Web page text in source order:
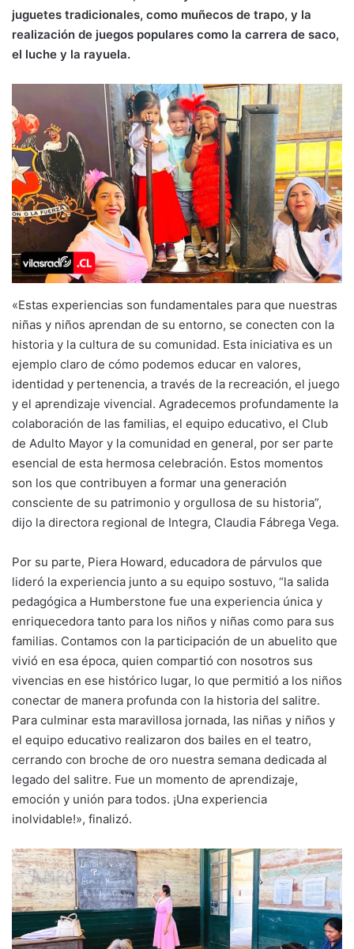
juguetes tradicionales, como muñecos de trapo, y la
realización de juegos populares como la carrera de saco,
el luche y la rayuela.
«Estas experiencias son fundamentales para que nuestras
niñas y niños aprendan de su entorno, se conecten con la
historia y la cultura de su comunidad. Esta iniciativa es un
ejemplo claro de cómo podemos educar en valores,
identidad y pertenencia, a través de la recreación, el juego
y el aprendizaje vivencial. Agradecemos profundamente la
colaboración de las familias, el equipo educativo, el Club
de Adulto Mayor y la comunidad en general, por ser parte
esencial de esta hermosa celebración. Estos momentos
son los que contribuyen a formar una generación
consciente de su patrimonio y orgullosa de su historia”,
dijo la directora regional de Integra, Claudia Fábrega Vega.
Por su parte, Piera Howard, educadora de párvulos que
lideró la experiencia junto a su equipo sostuvo, “la salida
pedagógica a Humberstone fue una experiencia única y
enriquecedora tanto para los niños y niñas como para sus
familias. Contamos con la participación de un abuelito que
vivió en esa época, quien compartió con nosotros sus
vivencias en ese histórico lugar, lo que permitió a los niños
conectar de manera profunda con la historia del salitre.
Para culminar esta maravillosa jornada, las niñas y niños y
el equipo educativo realizaron dos bailes en el teatro,
cerrando con broche de oro nuestra semana dedicada al
legado del salitre. Fue un momento de aprendizaje,
emoción y unión para todos. ¡Una experiencia
inolvidable!», finalizó.